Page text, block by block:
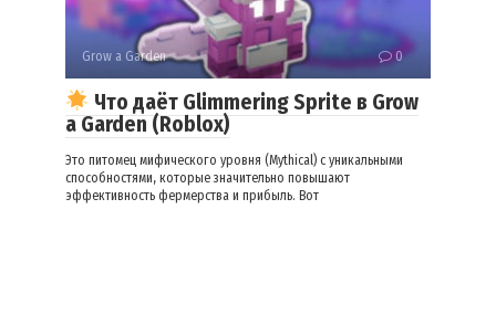
Grow a Garden 0
Что даёт Glimmering Sprite в Grow
a Garden (Roblox)
Это питомец мифического уровня (Mythical) с уникальными
способностями, которые значительно повышают
эффективность фермерства и прибыль. Вот